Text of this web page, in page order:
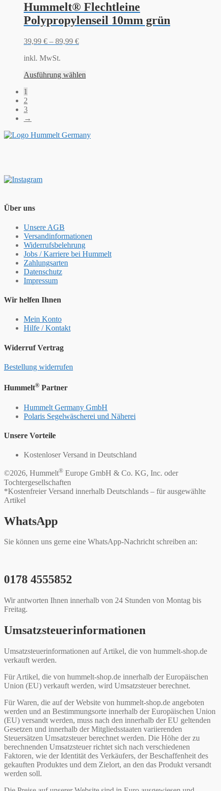
Hummelt® Flechtleine
Polypropylenseil 10mm grün
39,99 € – 89,99 €
inkl. MwSt.
Ausführung wählen
1
2
3
→
Über uns
Unsere AGB
Versandinformationen
Widerrufsbelehrung
Jobs / Karriere bei Hummelt
Zahlungsarten
Datenschutz
Impressum
Wir helfen Ihnen
Mein Konto
Hilfe / Kontakt
Widerruf Vertrag
Bestellung widerrufen
Hummelt® Partner
Hummelt Germany GmbH
Polaris Segelwäscherei und Näherei
Unsere Vorteile
Kostenloser Versand in Deutschland
©2026, Hummelt® Europe GmbH & Co. KG, Inc. oder
Tochtergesellschaften
*Kostenfreier Versand innerhalb Deutschlands – für ausgewählte
Artikel
WhatsApp
Sie können uns gerne eine WhatsApp-Nachricht schreiben an:
0178 4555852
Wir antworten Ihnen innerhalb von 24 Stunden von Montag bis
Freitag.
Umsatzsteuerinformationen
Umsatzsteuerinformationen auf Artikel, die von hummelt-shop.de
verkauft werden.
Für Artikel, die von hummelt-shop.de innerhalb der Europäischen
Union (EU) verkauft werden, wird Umsatzsteuer berechnet.
Für Waren, die auf der Website von hummelt-shop.de angeboten
werden und an Bestimmungsorte innerhalb der Europäischen Union
(EU) versandt werden, muss nach den innerhalb der EU geltenden
Gesetzen und innerhalb der Mitgliedsstaaten variierenden
Steuersätzen Umsatzsteuer berechnet werden. Die Höhe der zu
berechnenden Umsatzsteuer richtet sich nach verschiedenen
Faktoren, wie der Identität des Verkäufers, der Beschaffenheit des
gekauften Produktes und dem Zielort, an den das Produkt versandt
werden soll.